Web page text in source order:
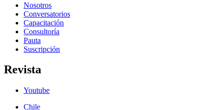
Nosotros
Conversatorios
Capacitación
Consultoría
Pauta
Suscripción
Revista
Youtube
Chile